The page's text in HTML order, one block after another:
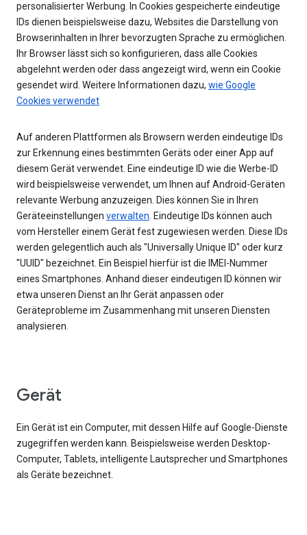
personalisierter Werbung. In Cookies gespeicherte eindeutige
IDs dienen beispielsweise dazu, Websites die Darstellung von
Browserinhalten in Ihrer bevorzugten Sprache zu ermöglichen.
Ihr Browser lässt sich so konfigurieren, dass alle Cookies
abgelehnt werden oder dass angezeigt wird, wenn ein Cookie
gesendet wird. Weitere Informationen dazu, wie Google
Cookies verwendet
Auf anderen Plattformen als Browsern werden eindeutige IDs
zur Erkennung eines bestimmten Geräts oder einer App auf
diesem Gerät verwendet. Eine eindeutige ID wie die Werbe-ID
wird beispielsweise verwendet, um Ihnen auf Android-Geräten
relevante Werbung anzuzeigen. Dies können Sie in Ihren
Geräteeinstellungen verwalten. Eindeutige IDs können auch
vom Hersteller einem Gerät fest zugewiesen werden. Diese IDs
werden gelegentlich auch als "Universally Unique ID" oder kurz
"UUID" bezeichnet. Ein Beispiel hierfür ist die IMEI-Nummer
eines Smartphones. Anhand dieser eindeutigen ID können wir
etwa unseren Dienst an Ihr Gerät anpassen oder
Geräteprobleme im Zusammenhang mit unseren Diensten
analysieren.
Gerät
Ein Gerät ist ein Computer, mit dessen Hilfe auf Google-Dienste
zugegriffen werden kann. Beispielsweise werden Desktop-
Computer, Tablets, intelligente Lautsprecher und Smartphones
als Geräte bezeichnet.